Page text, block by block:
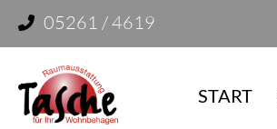
05261 / 4619
START